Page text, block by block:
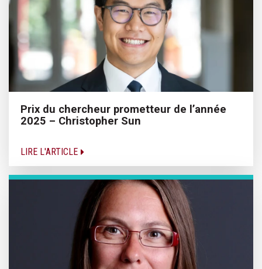
Prix du chercheur prometteur de l’année
2025 – Christopher Sun
LIRE L'ARTICLE